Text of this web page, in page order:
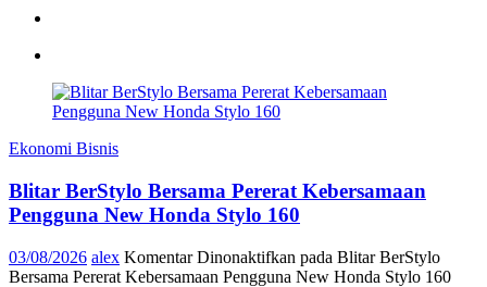
Ekonomi Bisnis
Blitar BerStylo Bersama Pererat Kebersamaan
Pengguna New Honda Stylo 160
03/08/2026 alex Komentar Dinonaktifkan pada Blitar BerStylo
Bersama Pererat Kebersamaan Pengguna New Honda Stylo 160